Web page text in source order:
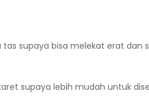
supaya bisa melekat erat dan
supaya lebih mudah untuk